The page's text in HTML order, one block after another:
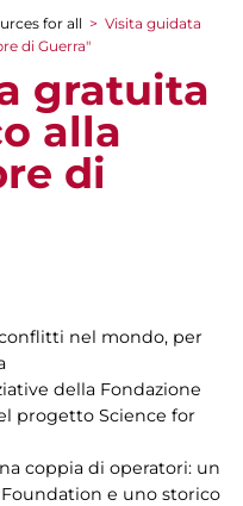
for all > Visita guidata
di Guerra"
gratuita
alla
di
nel mondo, per
della Fondazione
progetto Science for
coppia di operatori: un
e uno storico